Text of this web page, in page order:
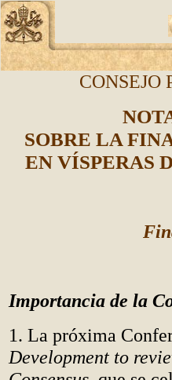
CONSEJO
SOBRE LA
EN VÍSPERAS
Importancia de la
1. La próxima
Development to